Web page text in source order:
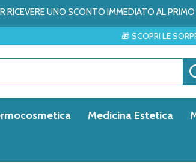
RICEVERE UNO SCONTO IMMEDIATO AL
🎁 SCOPRI LE SORPRESE DEL MESE
Medicina Estetica